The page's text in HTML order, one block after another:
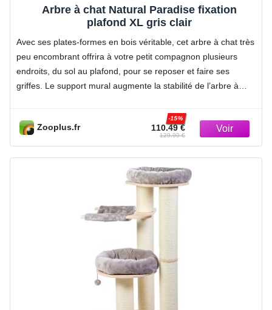
Arbre à chat Natural Paradise fixation
plafond XL gris clair
Avec ses plates-formes en bois véritable, cet arbre à chat très
peu encombrant offrira à votre petit compagnon plusieurs
endroits, du sol au plafond, pour se reposer et faire ses
griffes. Le support mural augmente la stabilité de l’arbre à
Zooplus.fr 110.49 €
-15%
129.99 €